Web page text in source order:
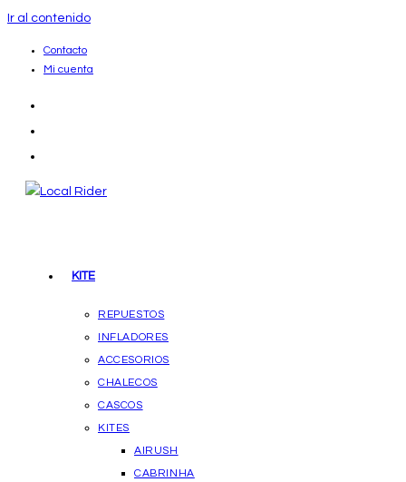
Ir al contenido
Contacto
Mi cuenta
KITE
REPUESTOS
INFLADORES
ACCESORIOS
CHALECOS
CASCOS
KITES
AIRUSH
CABRINHA